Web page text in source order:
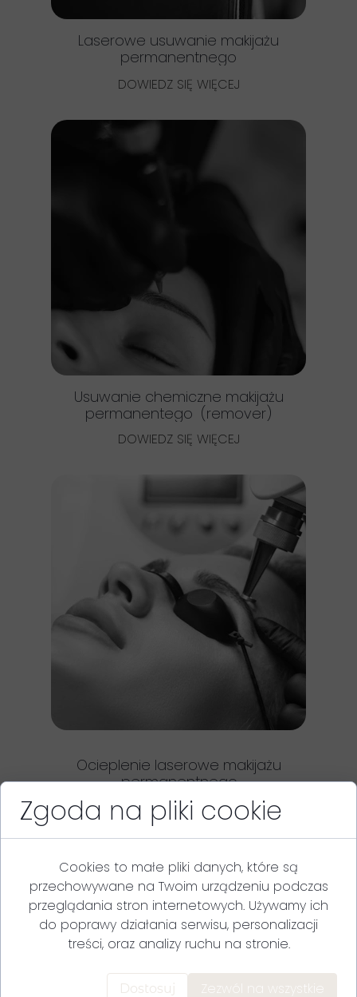
Laserowe usuwanie makijażu
permanentnego
DOWIEDZ SIĘ WIĘCEJ
Usuwanie chemiczne makijażu
permanentego (remover)
DOWIEDZ SIĘ WIĘCEJ
Ocieplenie laserowe makijażu
permanentnego
DOWIEDZ SIĘ WIĘCEJ
Zgoda na pliki cookie
Cookies to małe pliki danych, które są
przechowywane na Twoim urządzeniu podczas
przeglądania stron internetowych. Używamy ich
do poprawy działania serwisu, personalizacji
treści, oraz analizy ruchu na stronie.
Dostosuj Zezwól na wszystkie